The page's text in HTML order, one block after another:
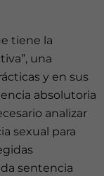
tiene la
una
y en sus
absolutoria
analizar
sexual para
sentencia